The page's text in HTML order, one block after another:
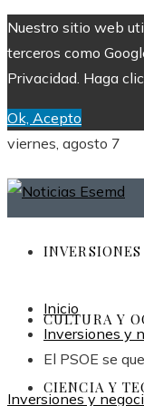
Nuestro sitio web
terceros como
Privacidad. Haga
Ok, Acepto
viernes, agosto 7
CULTURA Y
CIENCIA Y
Inicio
Inversiones y
El PSOE se
Inversiones y